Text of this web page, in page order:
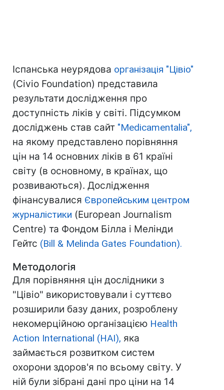
Іспанська неурядова організація "Цівіо"
(Civio Foundation) представила
результати дослідження про
доступність ліків у світі. Підсумком
досліджень став сайт "Medicamentalia",
на якому представлено порівняння
цін на 14 основних ліків в 61 країні
світу (в основному, в країнах, що
розвиваються). Дослідження
фінансувалися Європейським центром
журналістики (European Journalism
Centre) та Фондом Білла і Мелінди
Гейтс (Bill & Melinda Gates Foundation).
Методологія
Для порівняння цін дослідники з
"Цівіо" використовували і суттєво
розширили базу даних, розроблену
некомерційною організацією Health
Action International (HAI), яка
займається розвитком систем
охорони здоров'я по всьому світу. У
ній були зібрані дані про ціни на 14